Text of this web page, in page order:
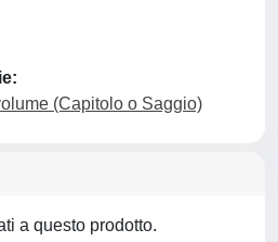
(Capitolo o Saggio)
a questo prodotto.